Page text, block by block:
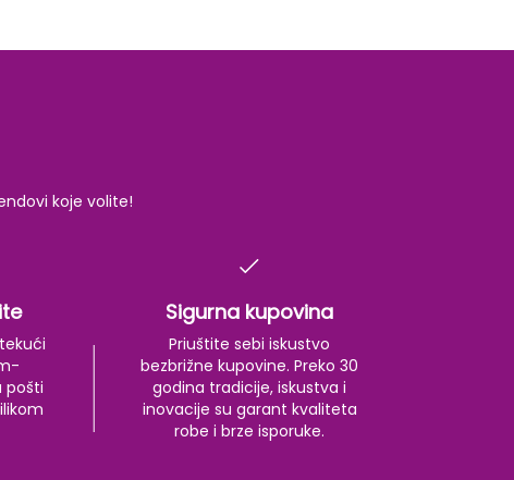
koje volite!
pošti
Sigurna kupovina
Priuštite sebi iskustvo
bezbrižne kupovine. Preko 30
godina tradicije, iskustva i
inovacije su garant kvaliteta
robe i brze isporuke.